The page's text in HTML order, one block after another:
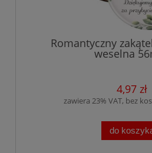
Romantyczny
weselna
4,97 zł
zawiera 23% VAT, bez
do